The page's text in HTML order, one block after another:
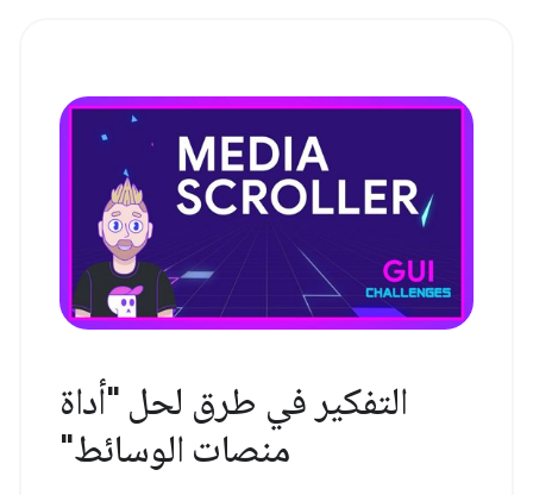
التفكير في طرق لحل "أداة
منصات الوسائط"